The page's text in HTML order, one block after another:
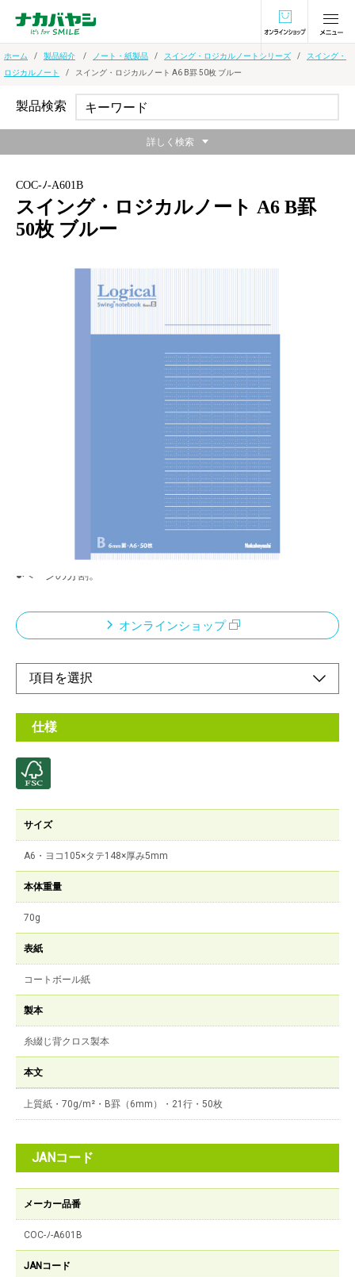
オンラインショ
ホーム 製品紹介 ノート・紙製品 スイング・ロジカルノートシリーズ
スイング・
ロジカルノート
スイング・ロジカルノート A6 B罫 50枚 ブルー
COC-ﾉ-A601B
スイング・ロジカルノート A6 B罫
50枚 ブルー
ナカバヤシのエシカル環境保全・社会貢献製品
4つの特徴で使いやすい！！文章を美しく見せるなら「ロジカル
●ページの分割。
オンラインショップ
仕様
サイズ
A6・ヨコ105×タテ148×厚み5mm
本体重量
70g
表紙
コートボール紙
製本
糸綴じ背クロス製本
本文
上質紙・70g/m²・B罫（6mm）・21行・50枚
JANコード
メーカー品番
COC-ﾉ-A601B
JANコード
製品検索
詳しく検索